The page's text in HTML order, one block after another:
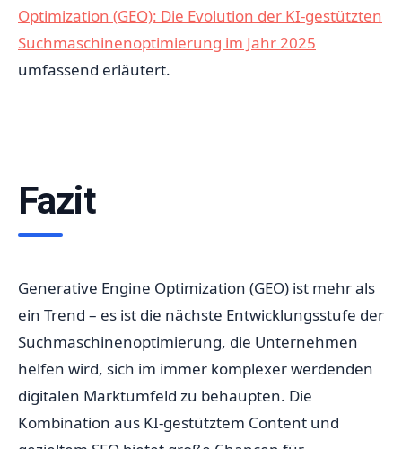
Optimization (GEO): Die Evolution der KI-gestützten
Suchmaschinenoptimierung im Jahr 2025
umfassend erläutert.
Fazit
Generative Engine Optimization (GEO) ist mehr als
ein Trend – es ist die nächste Entwicklungsstufe der
Suchmaschinenoptimierung, die Unternehmen
helfen wird, sich im immer komplexer werdenden
digitalen Marktumfeld zu behaupten. Die
Kombination aus KI-gestütztem Content und